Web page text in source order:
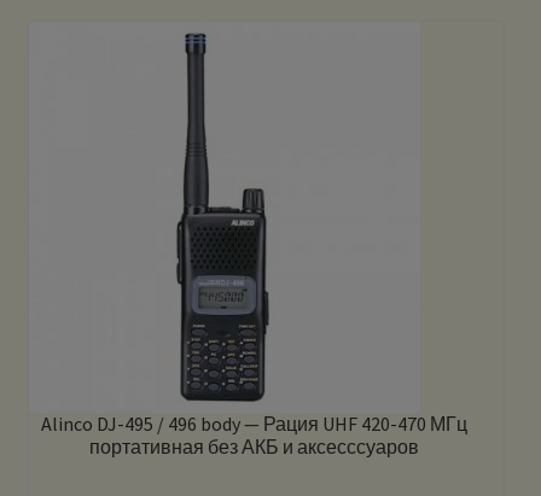
Alinco DJ-495 / 496 body — Рация UHF 420-470 МГц
портативная без АКБ и аксесссуаров